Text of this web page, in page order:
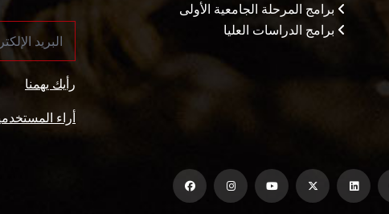
برامج المرحلة الجامعية الأولى
برامج الدراسات العليا
رأيك يهمنا
أراء